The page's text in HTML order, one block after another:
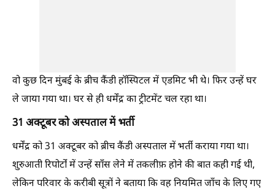
वो कुछ दिन मुंबई के ब्रीच कैंडी हॉस्पिटल में एडमिट भी थे। फिर उन्हें घर
ले जाया गया था। घर से ही धर्मेंद्र का ट्रीटमेंट चल रहा था।
31 अक्टूबर को अस्पताल में भर्ती
धर्मेंद्र को 31 अक्टूबर को ब्रीच कैंडी अस्पताल में भर्ती कराया गया था।
शुरुआती रिपोर्टों में उन्हें साँस लेने में तकलीफ़ होने की बात कही गई थी,
लेकिन परिवार के करीबी सूत्रों ने बताया कि वह नियमित जाँच के लिए गए